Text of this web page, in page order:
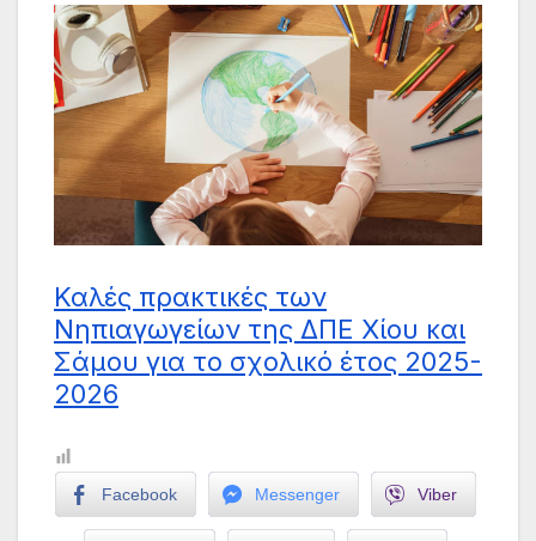
Καλές πρακτικές των
Νηπιαγωγείων της ΔΠΕ Χίου και
Σάμου για το σχολικό έτος 2025-
2026
Facebook Messenger Viber